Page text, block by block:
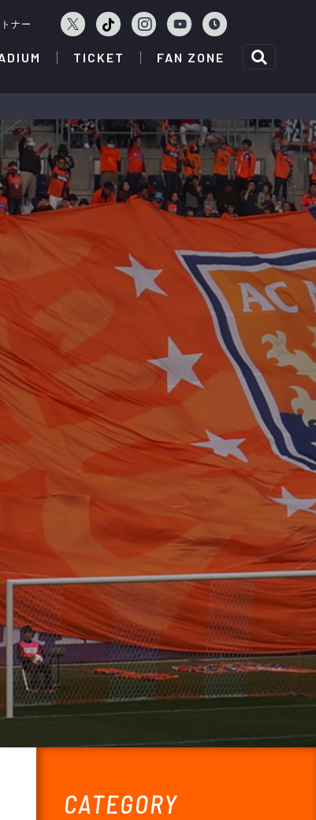
ナー
TICKET FAN ZONE
CATEGORY